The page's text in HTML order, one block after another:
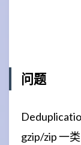
问题
gzip/zip 一